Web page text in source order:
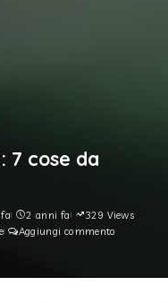
7 cose da
2 anni fa
329 Views
Aggiungi commento